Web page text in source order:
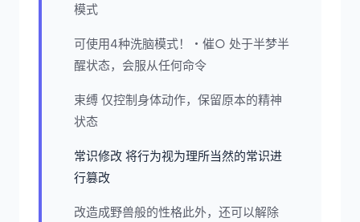
模式
可使用4种洗脑模式！・催○ 处于半梦半
醒状态，会服从任何命令
束缚 仅控制身体动作，保留原本的精神
状态
常识修改 将行为视为理所当然的常识进
行篡改
改造成野兽般的性格此外，还可以解除